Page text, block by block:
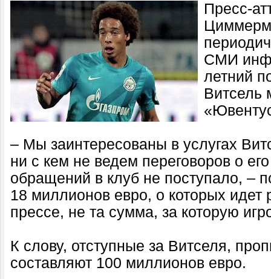
Пресс-
СМИ
летний
Витсель
– Мы заинтересованы в услугах
ни с кем не ведем переговоров о
обращений в клуб не поступало, –
18 миллионов евро, о которых идет
прессе, не та сумма, за которую
К слову, отступные за Витселя,
составляют 100 миллионов евро.